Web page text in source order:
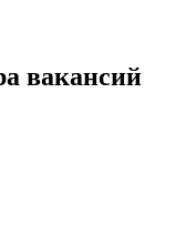
вакансий